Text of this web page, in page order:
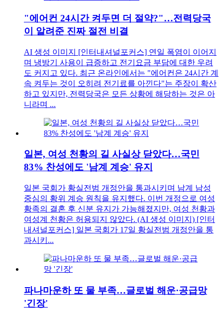
"에어컨 24시간 켜두면 더 절약?"…전력당국
이 알려준 진짜 절전 비결
AI 생성 이미지 [인터내셔널포커스] 연일 폭염이 이어지
며 냉방기 사용이 급증하고 전기요금 부담에 대한 우려
도 커지고 있다. 최근 온라인에서는 "에어컨은 24시간 계
속 켜두는 것이 오히려 전기료를 아낀다"는 주장이 확산
하고 있지만, 전력당국은 모든 상황에 해당하는 것은 아
니라며 ...
일본, 여성 천황의 길 사실상 닫았다…국민
83% 찬성에도 '남계 계승' 유지
일본 국회가 황실전범 개정안을 통과시키며 남계 남성
중심의 황위 계승 원칙을 유지했다. 이번 개정으로 여성
황족의 결혼 후 신분 유지가 가능해졌지만, 여성 천황과
여성계 천황은 허용되지 않았다. (AI 생성 이미지) [인터
내셔널포커스] 일본 국회가 17일 황실전범 개정안을 통
과시키...
파나마운하 또 물 부족…글로벌 해운·공급망
'긴장'